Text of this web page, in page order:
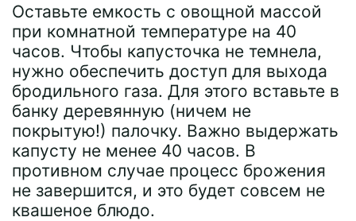
Оставьте емкость с овощной массой
при комнатной температуре на 40
часов. Чтобы капусточка не темнела,
нужно обеспечить доступ для выхода
бродильного газа. Для этого вставьте в
банку деревянную (ничем не
покрытую!) палочку. Важно выдержать
капусту не менее 40 часов. В
противном случае процесс брожения
не завершится, и это будет совсем не
квашеное блюдо.